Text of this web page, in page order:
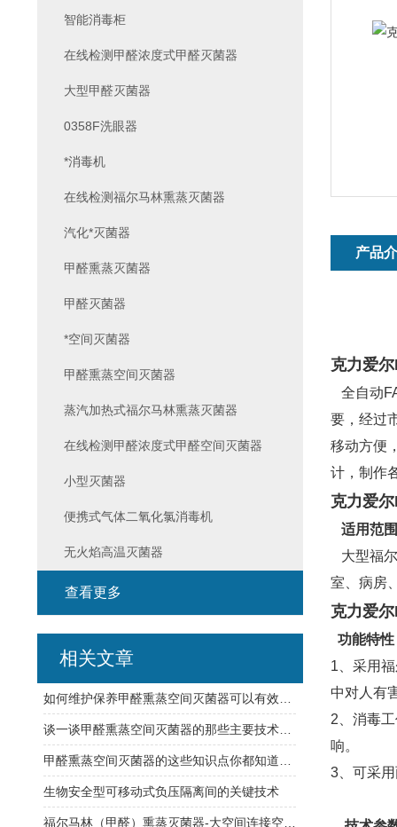
产品
克力爱
全自动
要，经过
移动方便
计，制作
克力爱
适用范
大型福
室、病房
克力爱
功能特性
1、采用
中对人有
2、消毒
响。
3、可采
智能消毒柜
在线检测甲醛浓度式甲醛灭菌器
大型甲醛灭菌器
0358F洗眼器
*消毒机
在线检测福尔马林熏蒸灭菌器
汽化*灭菌器
甲醛熏蒸灭菌器
甲醛灭菌器
*空间灭菌器
甲醛熏蒸空间灭菌器
蒸汽加热式福尔马林熏蒸灭菌器
在线检测甲醛浓度式甲醛空间灭菌器
小型灭菌器
便携式气体二氧化氯消毒机
无火焰高温灭菌器
查看更多
相关文章
生物安全型可移动式负压隔离间的关键技术